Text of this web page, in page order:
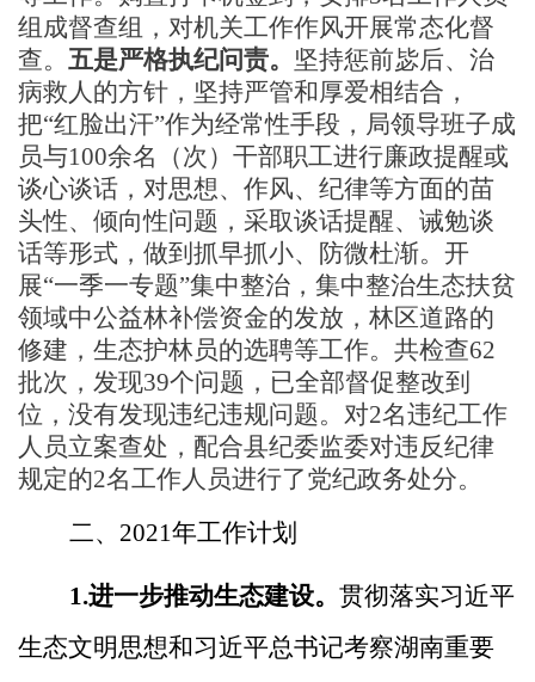
组成督查组，对机关工作作风开展常态化督
查。 五是严格执纪问责。 坚持惩前毖后、治
病救人的方针，坚持严管和厚爱相结合，
把“红脸出汗”作为经常性手段，局领导班子成
员与100余名（次）干部职工进行廉政提醒或
谈心谈话，对思想、作风、纪律等方面的苗
头性、倾向性问题，采取谈话提醒、诫勉谈
话等形式，做到抓早抓小、防微杜渐。开
展“一季一专题”集中整治，集中整治生态扶贫
领域中公益林补偿资金的发放，林区道路的
修建，生态护林员的选聘等工作。共检查62
批次，发现39个问题，已全部督促整改到
位，没有发现违纪违规问题。对2名违纪工作
人员立案查处，配合县纪委监委对违反纪律
规定的2名工作人员进行了党纪政务处分。
二、 2021年工作计划
1.进一步推动生态建设。 贯彻落实习近平
生态文明思想和习近平总书记考察湖南重要